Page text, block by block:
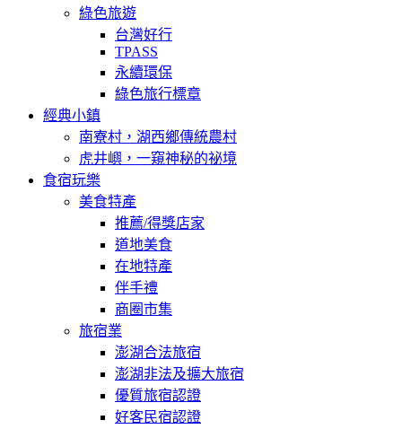
綠色旅遊
台灣好行
TPASS
永續環保
綠色旅行標章
經典小鎮
南寮村，湖西鄉傳統農村
虎井嶼，一窺神秘的祕境
食宿玩樂
美食特產
推薦/得獎店家
道地美食
在地特產
伴手禮
商圈市集
旅宿業
澎湖合法旅宿
澎湖非法及擴大旅宿
優質旅宿認證
好客民宿認證